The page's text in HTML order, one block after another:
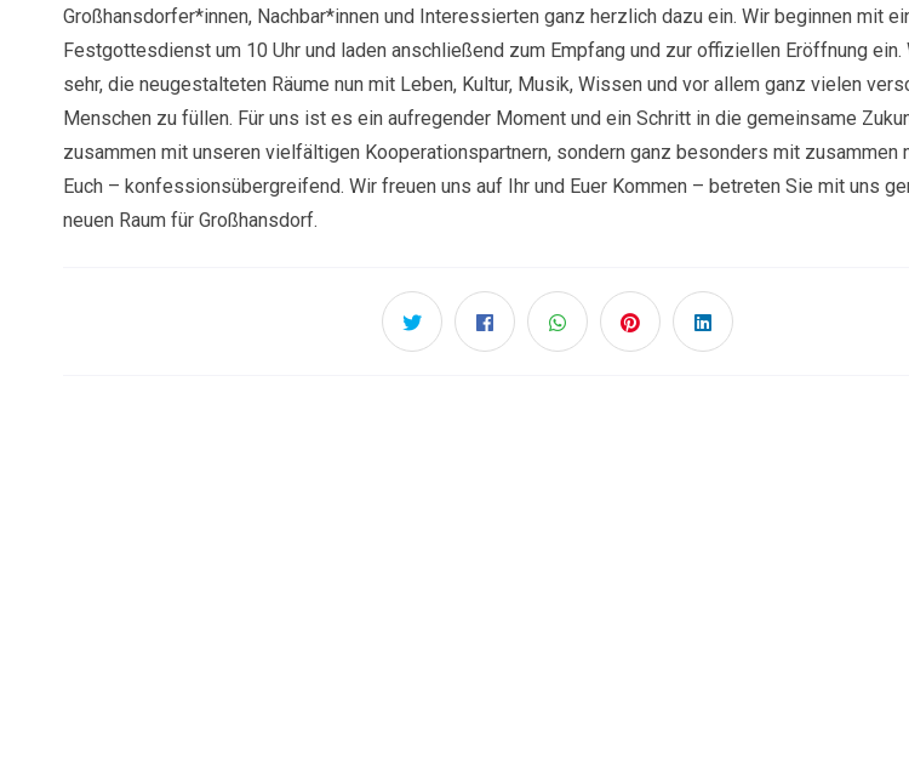
Großhansdorfer*innen, Nachbar*innen und Interessierten ganz herzlich dazu ein. Wir beginnen mit
Festgottesdienst um 10 Uhr und laden anschließend zum Empfang und zur offiziellen Eröffnung ein.
sehr, die neugestalteten Räume nun mit Leben, Kultur, Musik, Wissen und vor allem ganz vielen
Menschen zu füllen. Für uns ist es ein aufregender Moment und ein Schritt in die gemeinsame
zusammen mit unseren vielfältigen Kooperationspartnern, sondern ganz besonders mit zusammen
Euch – konfessionsübergreifend. Wir freuen uns auf Ihr und Euer Kommen – betreten Sie mit uns
neuen Raum für Großhansdorf.